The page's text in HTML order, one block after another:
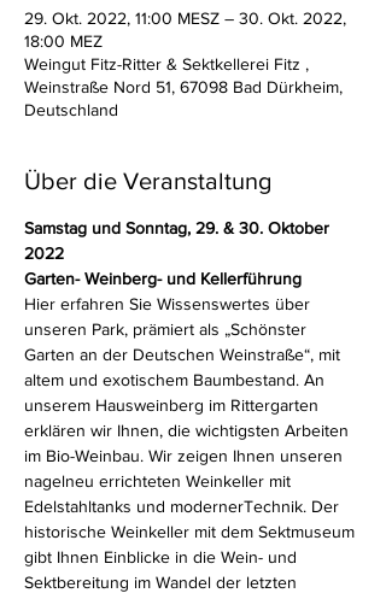
29. Okt. 2022, 11:00 MESZ – 30. Okt. 2022,
18:00 MEZ
Weingut Fitz-Ritter & Sektkellerei Fitz ,
Weinstraße Nord 51, 67098 Bad Dürkheim,
Deutschland
Über die Veranstaltung
Samstag und Sonntag, 29. & 30. Oktober
2022
Garten- Weinberg- und Kellerführung
Hier erfahren Sie Wissenswertes über
unseren Park, prämiert als „Schönster
Garten an der Deutschen Weinstraße“, mit
altem und exotischem Baumbestand. An
unserem Hausweinberg im Rittergarten
erklären wir Ihnen, die wichtigsten Arbeiten
im Bio-Weinbau. Wir zeigen Ihnen unseren
nagelneu errichteten Weinkeller mit
Edelstahltanks und modernerTechnik. Der
historische Weinkeller mit dem Sektmuseum
gibt Ihnen Einblicke in die Wein- und
Sektbereitung im Wandel der letzten